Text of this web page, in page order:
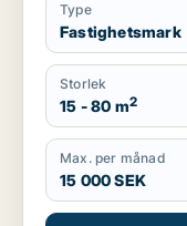
Type
Fastighetsmark
Storlek
15 - 80 m2
Max. per månad
15 000 SEK